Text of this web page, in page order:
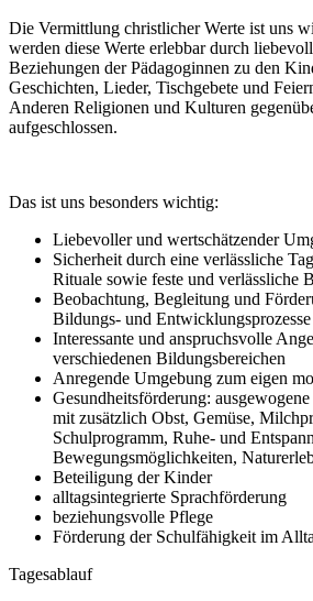
Die Vermittlung christlicher Werte ist uns
werden diese Werte erlebbar durch
Beziehungen der Pädagoginnen zu den
Geschichten, Lieder, Tischgebete und
Anderen Religionen und Kulturen
aufgeschlossen.
Das ist uns besonders wichtig:
Liebevoller und wertschätzender
Sicherheit durch eine verlässliche
Rituale sowie feste und verlässliche
Beobachtung, Begleitung und
Bildungs- und Entwicklungsprozesse
Interessante und anspruchsvolle
verschiedenen Bildungsbereichen
Anregende Umgebung zum eigen
Gesundheitsförderung:
mit zusätzlich Obst, Gemüse,
Schulprogramm, Ruhe- und
Bewegungsmöglichkeiten,
Beteiligung der Kinder
alltagsintegrierte Sprachförderung
beziehungsvolle Pflege
Förderung der Schulfähigkeit im
Tagesablauf